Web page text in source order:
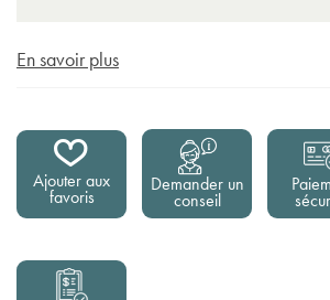
En savoir plus
Ajouter aux
favoris
Demander un
conseil